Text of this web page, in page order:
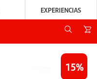
EXPERIENCIAS
15